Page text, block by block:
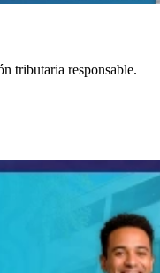
tributaria responsable.